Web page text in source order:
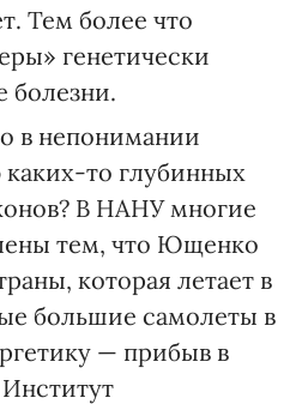
Тем более что
генетически
болезни.
в непонимании
то глубинных
В НАНУ многие
тем, что Ющенко
которая летает в
большие самолеты в
— прибыв в